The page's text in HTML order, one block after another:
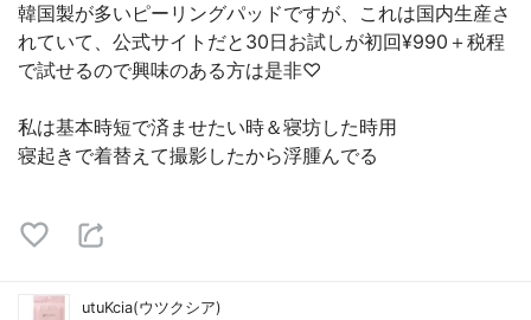
韓国製が多いピーリングパッドですが、これは国内生産さ
れていて、公式サイトだと30日お試しが初回¥990＋税程
で試せるので興味のある方は是非♡
私は基本時短で済ませたい時＆寝坊した時用
寝起きで着替えて撮影したから浮腫んでる
utuKcia(ウツクシア)